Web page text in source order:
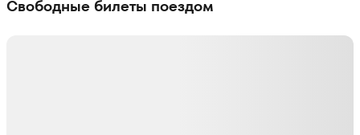
Свободные билеты поездом